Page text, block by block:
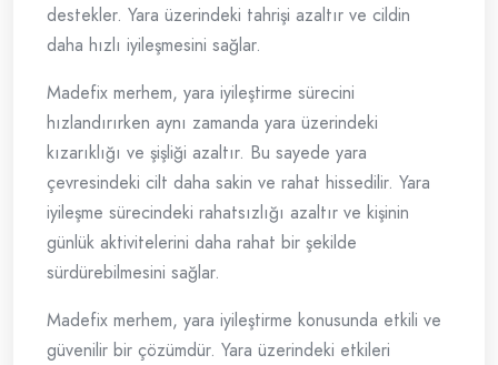
destekler. Yara üzerindeki tahrişi azaltır ve cildin
daha hızlı iyileşmesini sağlar.
Madefix merhem, yara iyileştirme sürecini
hızlandırırken aynı zamanda yara üzerindeki
kızarıklığı ve şişliği azaltır. Bu sayede yara
çevresindeki cilt daha sakin ve rahat hissedilir. Yara
iyileşme sürecindeki rahatsızlığı azaltır ve kişinin
günlük aktivitelerini daha rahat bir şekilde
sürdürebilmesini sağlar.
Madefix merhem, yara iyileştirme konusunda etkili ve
güvenilir bir çözümdür. Yara üzerindeki etkileri